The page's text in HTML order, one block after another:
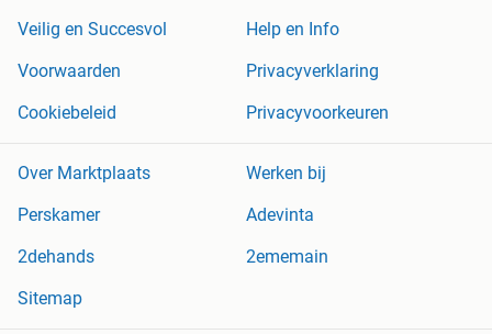
Veilig en Succesvol
Help en Info
Voorwaarden
Privacyverklaring
Cookiebeleid
Privacyvoorkeuren
Over Marktplaats
Werken bij
Perskamer
Adevinta
2dehands
2ememain
Sitemap